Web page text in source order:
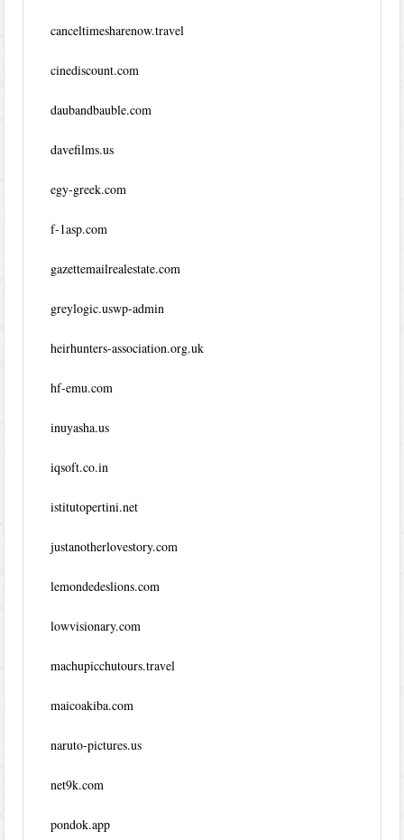
canceltimesharenow.travel
cinediscount.com
daubandbauble.com
davefilms.us
egy-greek.com
f-1asp.com
gazettemailrealestate.com
greylogic.uswp-admin
heirhunters-association.org.uk
hf-emu.com
inuyasha.us
iqsoft.co.in
istitutopertini.net
justanotherlovestory.com
lemondedeslions.com
lowvisionary.com
machupicchutours.travel
maicoakiba.com
naruto-pictures.us
net9k.com
pondok.app